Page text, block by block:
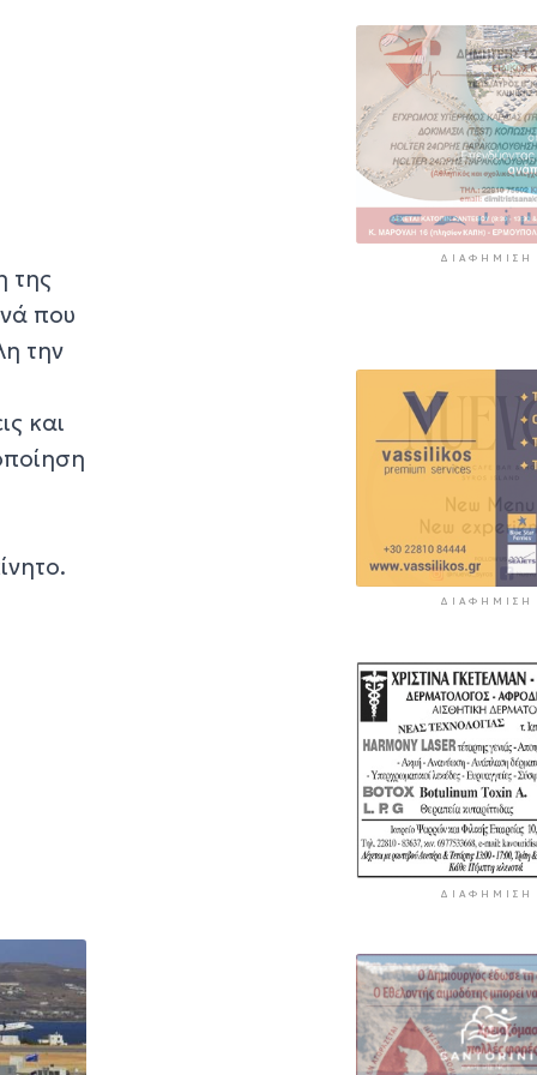
της
που
την
και
ΔΙΑΦΉΜΙΣΗ
ΔΙΑΦΉΜΙΣΗ
ΔΙΑΦΉΜΙΣΗ